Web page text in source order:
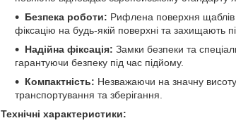
Безпека роботи: Рифлена поверхня щаблів
фіксацію на будь-якій поверхні та захищають
Надійна фіксація: Замки безпеки та
гарантуючи безпеку під час підйому.
Компактність: Незважаючи на значну
транспортування та зберігання.
Технічні характеристики: